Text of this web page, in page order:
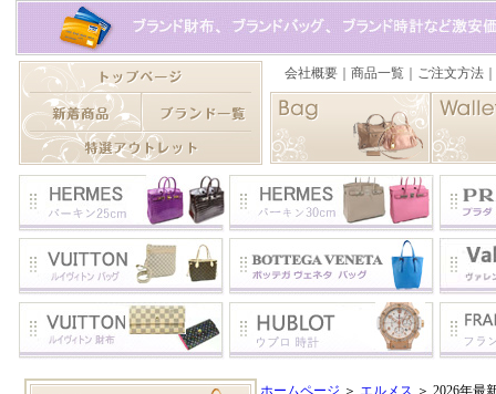
ホームページ ＞ エルメス ＞ 2026年